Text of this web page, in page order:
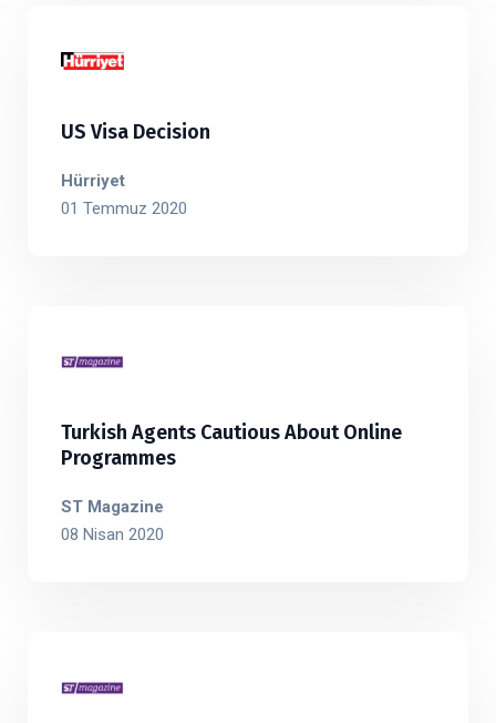
US Visa Decision
Hürriyet
01 Temmuz 2020
Turkish Agents Cautious About Online
Programmes
ST Magazine
08 Nisan 2020